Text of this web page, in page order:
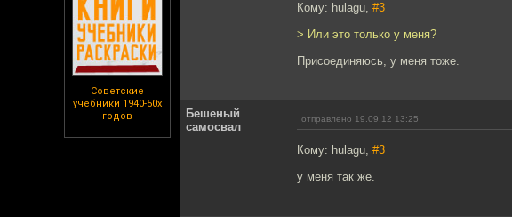
Советские
учебники 1940-50х
годов
Кому: hulagu, #3
> Или это только у меня?
Присоединяюсь, у меня тоже.
Бешеный
самосвал
отправлено 19.09.12 13:25
Кому: hulagu, #3
у меня так же.